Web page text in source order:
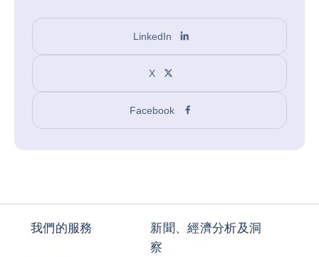
LinkedIn
X
Facebook
我們的服務
新聞、經濟分析及洞
察